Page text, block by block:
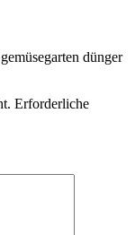
dünger
Erforderliche